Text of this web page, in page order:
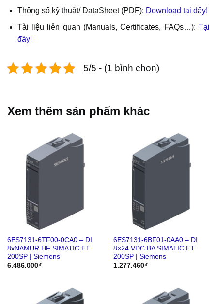
Thông số kỹ thuật/ DataSheet (PDF): Download tại đây!
Tài liệu liên quan (Manuals, Certificates, FAQs…): Tại
đây!
5/5 - (1 bình chọn)
Xem thêm sản phẩm khác
6ES7131-6TF00-0CA0 – DI
8xNAMUR HF SIMATIC ET
200SP | Siemens
6,486,000₫
6ES7131-6BF01-0AA0 – DI
8×24 VDC BA SIMATIC ET
200SP | Siemens
1,277,460₫